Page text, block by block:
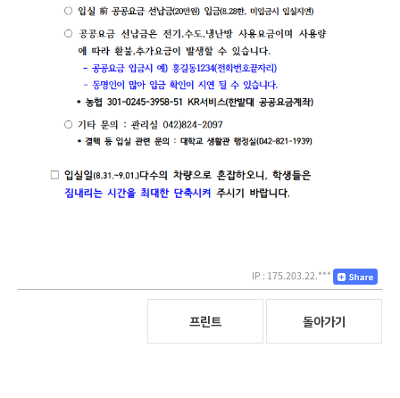
IP : 175.203.22.***
프린트 돌아가기